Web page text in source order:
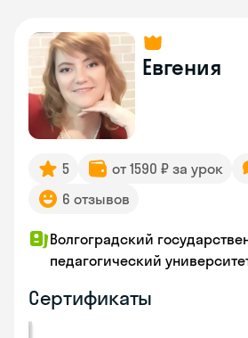
Евгения
5 от 1590 ₽ за урок
6 отзывов
Волгоградский
педагогический
Сертификаты